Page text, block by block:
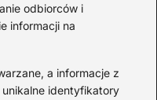
odbiorców i
informacji na
a informacje z
identyfikatory
z bliska – nie tylko
wszystkim ludzi,